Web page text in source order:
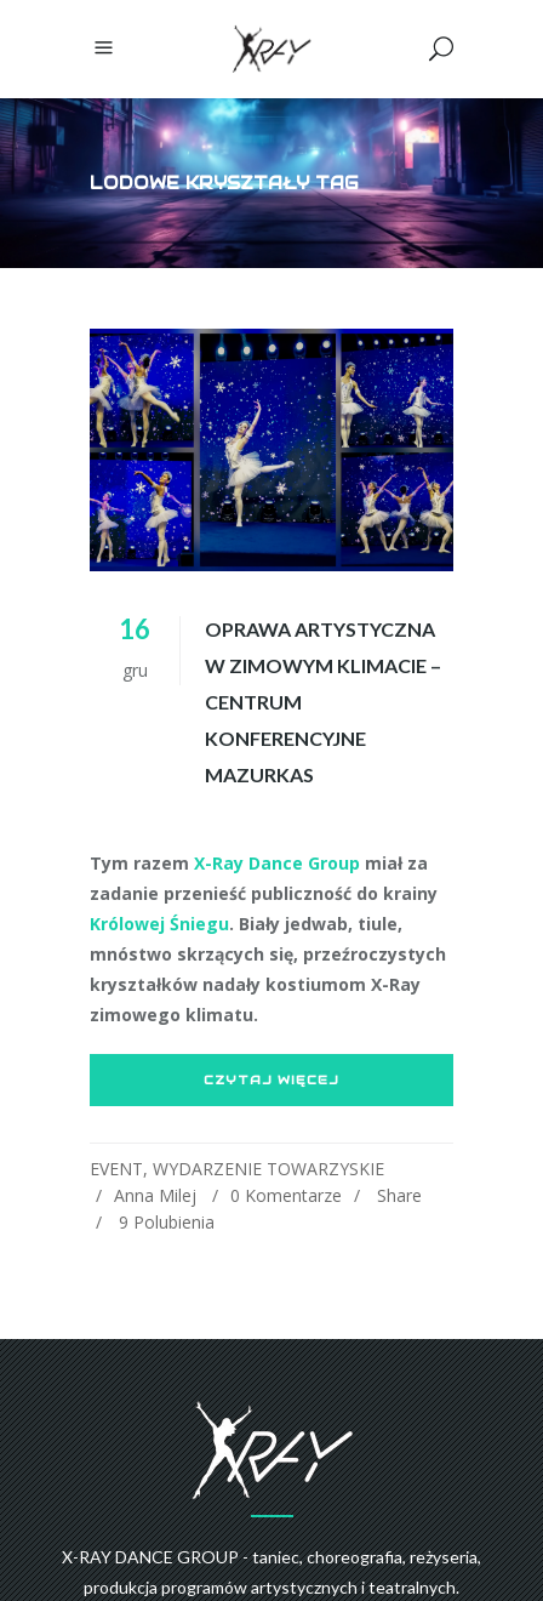
LODOWE KRYSZTAŁY TAG
16
gru
OPRAWA ARTYSTYCZNA
W ZIMOWYM KLIMACIE –
CENTRUM
KONFERENCYJNE
MAZURKAS
Tym razem X-Ray Dance Group miał za
zadanie przenieść publiczność do krainy
Królowej Śniegu. Biały jedwab, tiule,
mnóstwo skrzących się, przeźroczystych
kryształków nadały kostiumom X-Ray
zimowego klimatu.
CZYTAJ WIĘCEJ
EVENT, WYDARZENIE TOWARZYSKIE
Anna Milej
0 Komentarze
Share
9 Polubienia
X-RAY DANCE GROUP - taniec, choreografia, reżyseria,
produkcja programów artystycznych i teatralnych.